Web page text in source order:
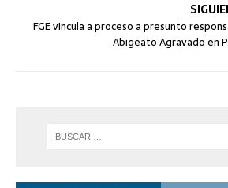
FGE vincula a proceso a presunto
Abigeato Agravado en